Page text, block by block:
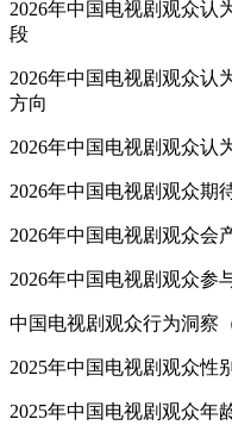
2026年中国电视剧观众认
段
2026年中国电视剧观众认
方向
2026年中国电视剧观众认
2026年中国电视剧观众期
2026年中国电视剧观众会
2026年中国电视剧观众参
中国电视剧观众行为洞察
2025年中国电视剧观众性
2025年中国电视剧观众年